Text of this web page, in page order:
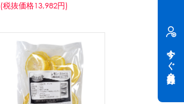
(税抜価格13,982円)
今すぐ会員登録